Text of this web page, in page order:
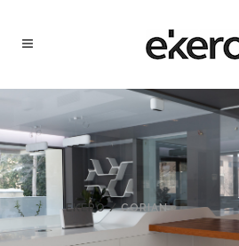
EKERO/CORIAN